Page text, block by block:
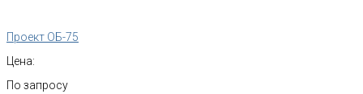
Проект ОБ-75
Цена:
По запросу